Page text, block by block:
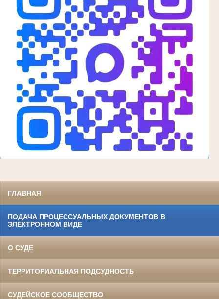
ГЛАВНАЯ
ПОДАЧА ПРОЦЕССУАЛЬНЫХ ДОКУМЕНТОВ В
ЭЛЕКТРОННОМ ВИДЕ
О СУДЕ
ТЕРРИТОРИАЛЬНАЯ ПОДСУДНОСТЬ
СУДЕЙСКОЕ СООБЩЕСТВО